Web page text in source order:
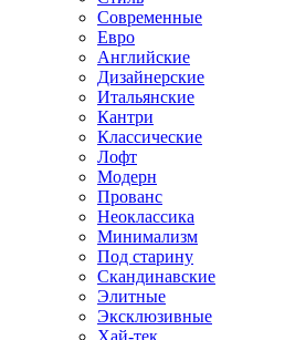
Современные
Евро
Английские
Дизайнерские
Итальянские
Кантри
Классические
Лофт
Модерн
Прованс
Неоклассика
Минимализм
Под старину
Скандинавские
Элитные
Эксклюзивные
Хай-тек